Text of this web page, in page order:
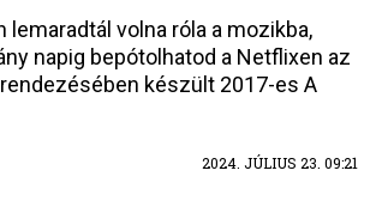
lemaradtál volna róla a mozikba,
napig bepótolhatod a Netflixen az
készült 2017-es A
2024. JÚLIUS 23. 09:21